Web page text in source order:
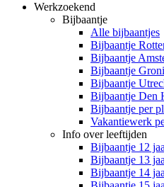
Werkzoekend
Bijbaantje
Alle bijbaantjes
Bijbaantje
Bijbaantje
Bijbaantje
Bijbaantje
Bijbaantje Den
Bijbaantje per
Vakantiewerk
Info over leeftijden
Bijbaantje 12
Bijbaantje 13
Bijbaantje 14